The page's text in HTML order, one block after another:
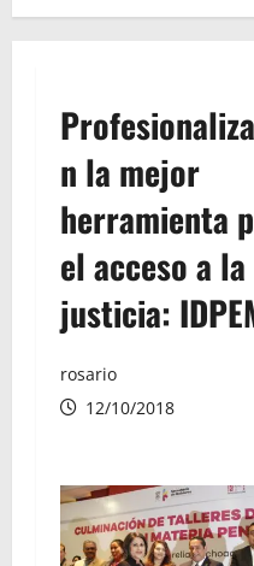
n la mejor
herramienta
el acceso a la
justicia:
rosario
12/10/2018